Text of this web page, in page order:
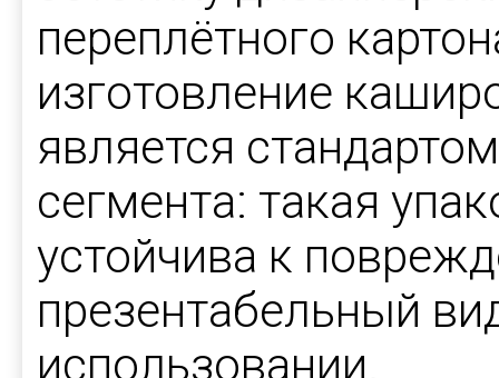
переплётного
изготовление
является
сегмента: такая
устойчива к
презентабельный
использовании.